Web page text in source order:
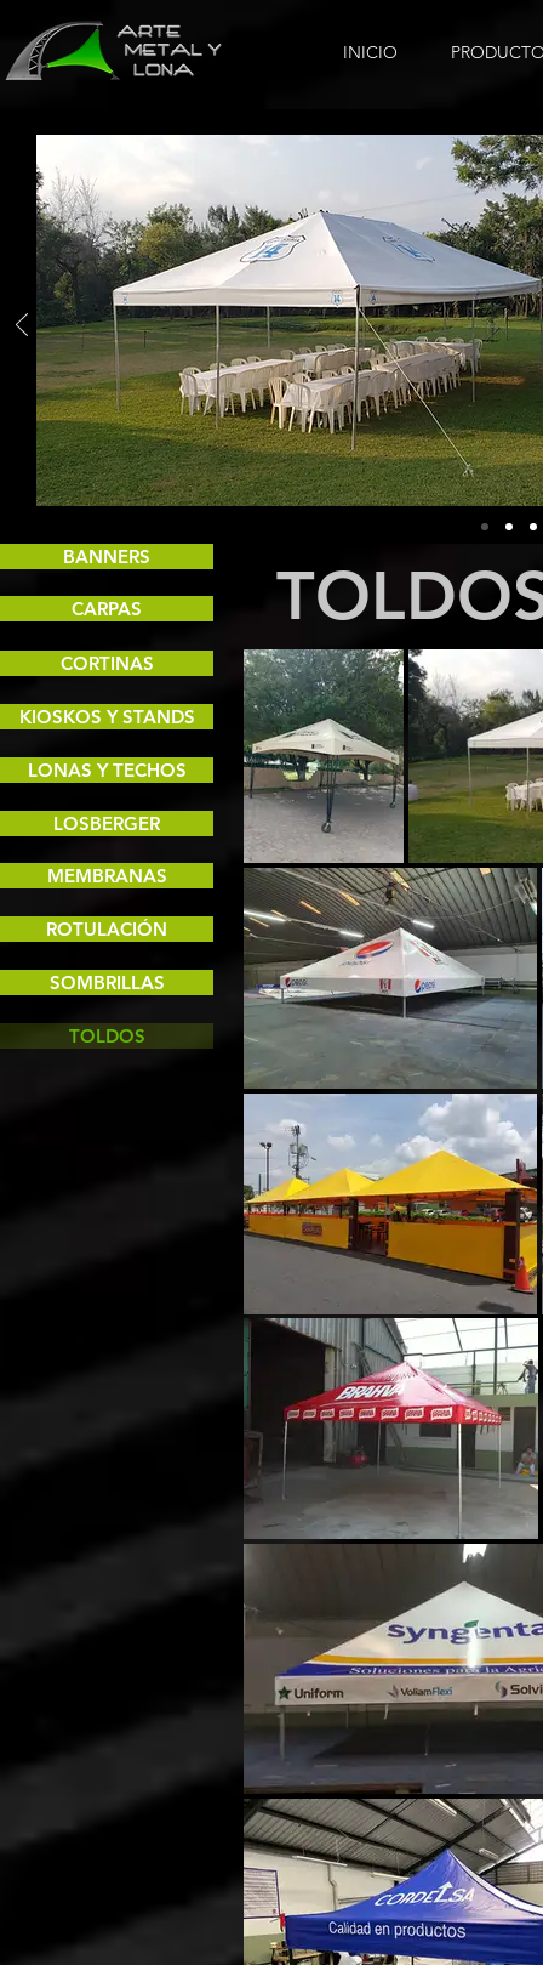
INICIO
BANNERS
CARPAS
CORTINAS
KIOSKOS Y STANDS
LONAS Y TECHOS
LOSBERGER
MEMBRANAS
ROTULACIÓN
SOMBRILLAS
TOLDOS